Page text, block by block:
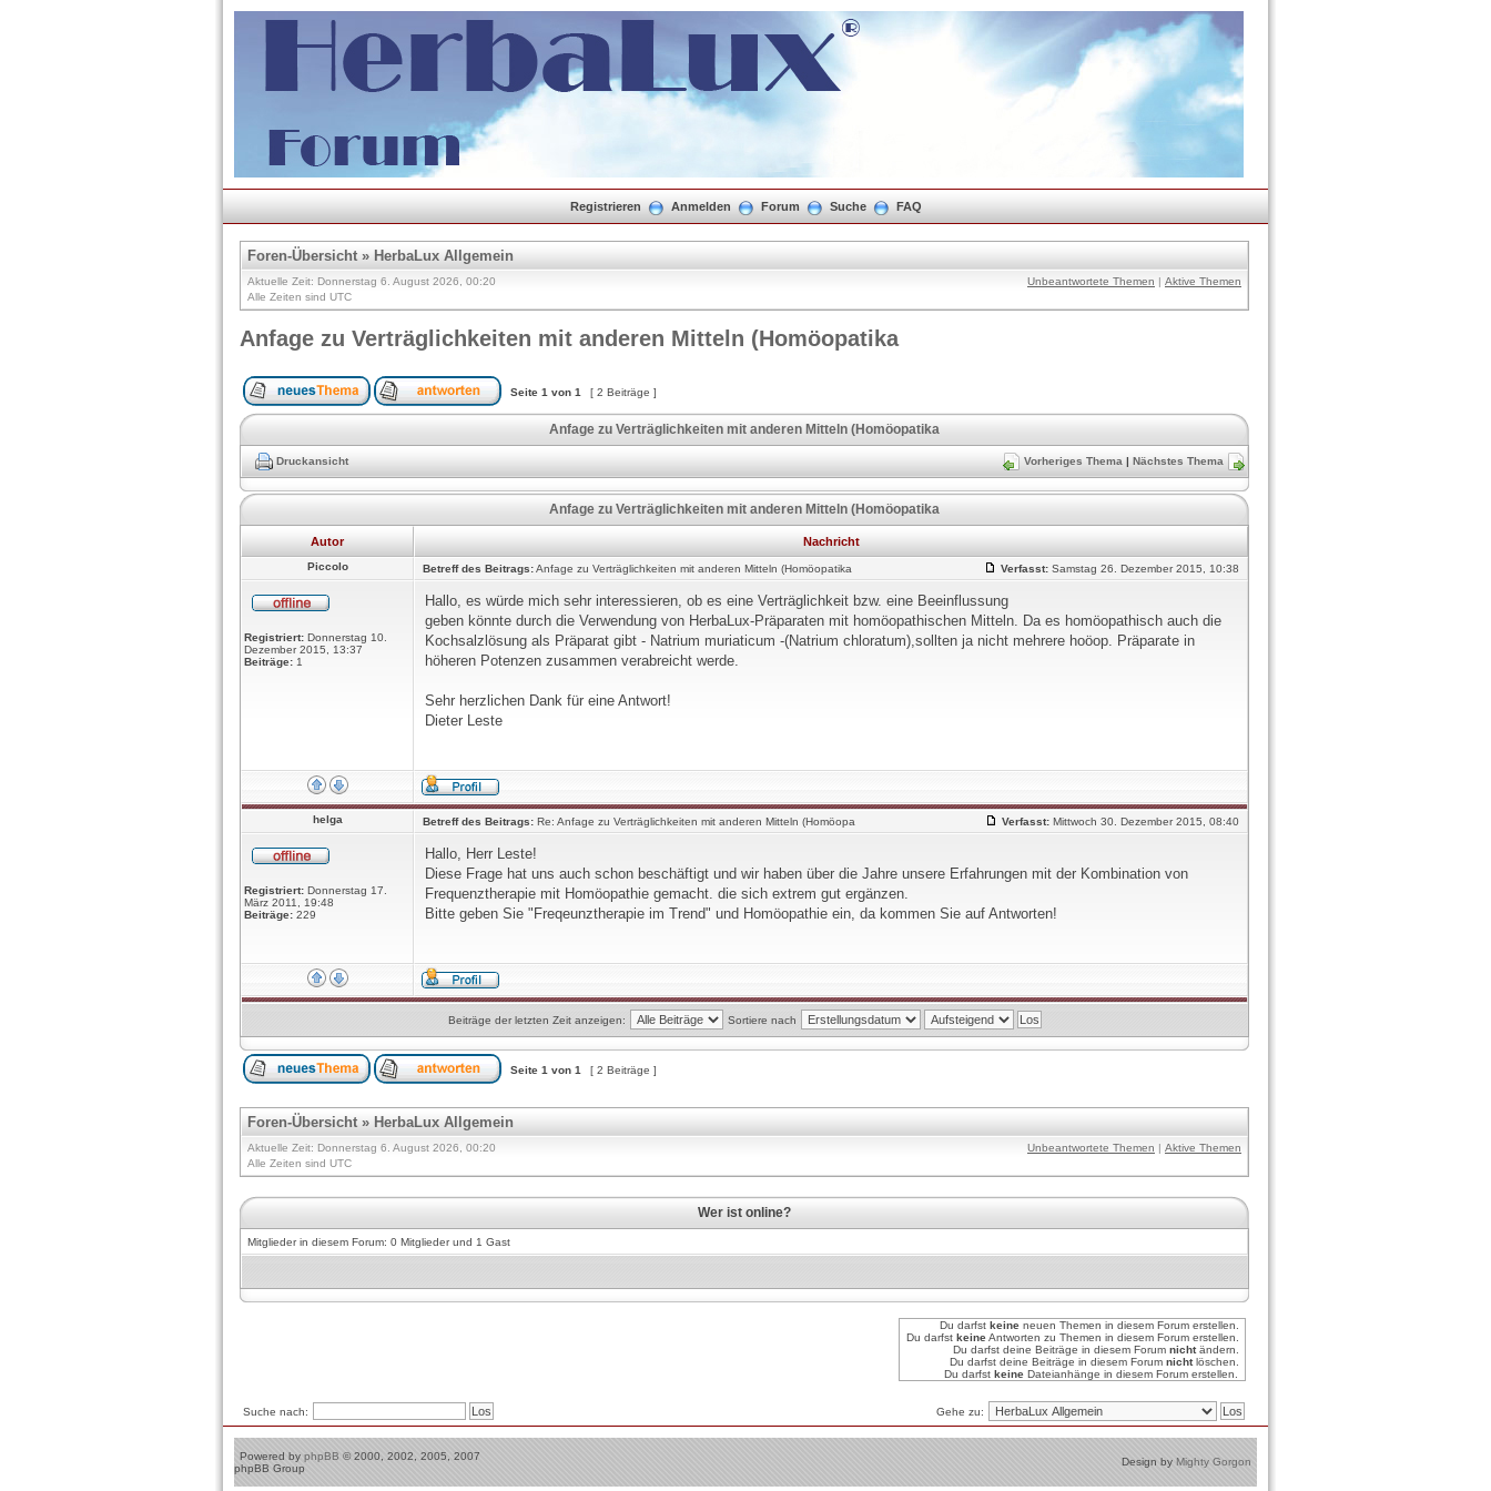
Registrieren Anmelden Forum Suche FAQ
Foren-Übersicht» HerbaLux Allgemein
Aktuelle Zeit: Donnerstag 6. August 2026, 00:20
Alle Zeiten sind UTC
Unbeantwortete Themen | Aktive Themen
Anfage zu Verträglichkeiten mit anderen Mitteln (Homöopatika
Seite 1 von 1 [ 2 Beiträge ]
Anfage zu Verträglichkeiten mit anderen Mitteln (Homöopatika
Druckansicht Vorheriges Thema | Nächstes Thema
Anfage zu Verträglichkeiten mit anderen Mitteln (Homöopatika
Autor Nachricht
Piccolo Betreff des Beitrags:Anfage zu Verträglichkeiten mit anderen Mitteln (Homöopatika Verfasst: Samstag 26. Dezember 2015, 10:38
Registriert: Donnerstag 10.
Dezember 2015, 13:37
Beiträge: 1
Hallo, es würde mich sehr interessieren, ob es eine Verträglichkeit bzw. eine Beeinflussung
geben könnte durch die Verwendung von HerbaLux-Präparaten mit homöopathischen Mitteln. Da es homöopathisch auch die
Kochsalzlösung als Präparat gibt - Natrium muriaticum -(Natrium chloratum),sollten ja nicht mehrere hoöop. Präparate in
höheren Potenzen zusammen verabreicht werde.
Sehr herzlichen Dank für eine Antwort!
Dieter Leste
helga Betreff des Beitrags: Re: Anfage zu Verträglichkeiten mit anderen Mitteln (Homöopa Verfasst: Mittwoch 30. Dezember 2015, 08:40
Registriert: Donnerstag 17.
März 2011, 19:48
Beiträge: 229
Hallo, Herr Leste!
Diese Frage hat uns auch schon beschäftigt und wir haben über die Jahre unsere Erfahrungen mit der Kombination von
Frequenztherapie mit Homöopathie gemacht. die sich extrem gut ergänzen.
Bitte geben Sie "Freqeunztherapie im Trend" und Homöopathie ein, da kommen Sie auf Antworten!
Beiträge der letzten Zeit anzeigen: Sortiere nach
Seite 1 von 1 [ 2 Beiträge ]
Foren-Übersicht» HerbaLux Allgemein
Aktuelle Zeit: Donnerstag 6. August 2026, 00:20
Alle Zeiten sind UTC
Unbeantwortete Themen | Aktive Themen
Wer ist online?
Mitglieder in diesem Forum: 0 Mitglieder und 1 Gast
Du darfst keine neuen Themen in diesem Forum erstellen.
Du darfst keineAntworten zu Themen in diesem Forum erstellen.
Du darfst deine Beiträge in diesem Forum nichtändern.
Du darfst deine Beiträge in diesem Forum nichtlöschen.
Du darfst keine Dateianhänge in diesem Forum erstellen.
Suche nach: Gehe zu:
Powered by phpBB © 2000, 2002, 2005, 2007
phpBB Group
Design by Mighty Gorgon